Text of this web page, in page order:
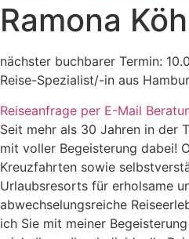
Ramona
nächster buchbarer Termin:
Reise-Spezialist/-in aus
Reiseanfrage per E-Mail
Seit mehr als 30 Jahren in der
mit voller Begeisterung dabei!
Kreuzfahrten sowie
Urlaubsresorts für erholsame
abwechselungsreiche
ich Sie mit meiner